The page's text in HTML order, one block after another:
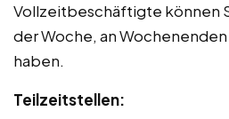
Vollzeitbeschäftigte können
der Woche, an
haben.
Teilzeitstellen: